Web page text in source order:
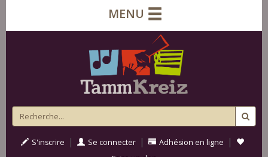
MENU
S'inscrire | Se connecter | Adhésion en ligne |